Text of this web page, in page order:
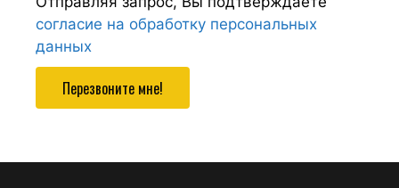
согласие на обработку персональных
данных
Перезвоните мне!